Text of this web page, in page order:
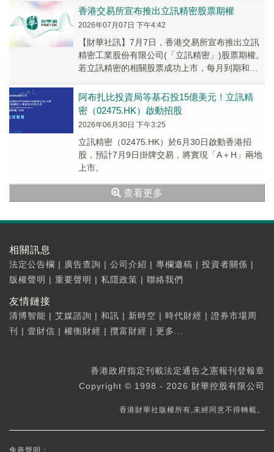
香港交易所宣布推出立訊精密股票期權
2026年07月07日 下午4:42
【財華社訊】7月7日，香港交易所宣布推出立訊
精密工業股份有限公司(「立訊精密」)股票期權。
若立訊精密的相關股票成功上市，每月到期和每
阿布扎比投資局等基石投15億美元！立訊精
密（02475.HK）啟動招股
2026年06月30日 下午3:25
立訊精密（02475.HK）於6月30日啟動香港招
股，預計7月9日掛牌交易，將實現「A＋H」兩地
上市。
查看更多
相關訊息
法定公告欄 | 廣告查詢 | 公司介紹 | 專欄邀稿 | 投資者關係 |
版權聲明 | 重要聲明 | 私隱政策 | 聯絡我們
友情鏈接
清博智能 | 艾媒諮詢 | 和訊 | 新時空 | 時代財經 | 證券市場周
刊
| 壹財信 | 權衡財經 | 攬富財經 | 更多...
香港政府指定刊載法定通告之憲報刊登報章
Copyright © 1998 - 2026 財華控股有限公司
香港財華社版權所有,未經同意不得轉載。